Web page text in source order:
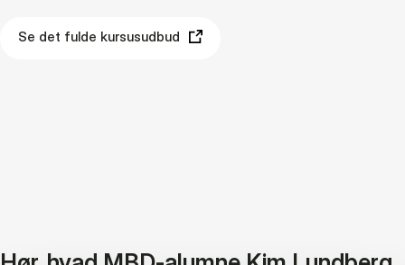
Se det fulde kursusudbud